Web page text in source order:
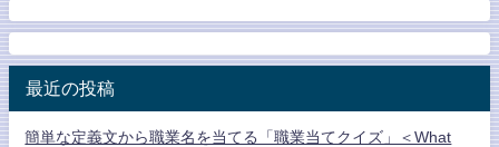
最近の投稿
簡単な定義文から職業名を当てる「職業当てクイズ」＜What